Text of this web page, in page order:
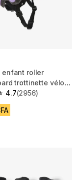
enfant roller
trottinette vélo
4.7
5 stars from 2956
(2956)